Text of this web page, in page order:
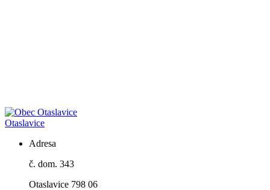
Otaslavice
Adresa
č. dom. 343
Otaslavice 798 06